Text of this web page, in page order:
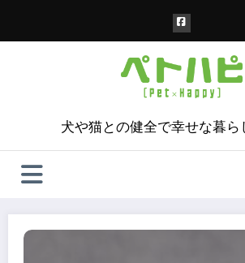
犬や猫との健全で幸せな暮ら